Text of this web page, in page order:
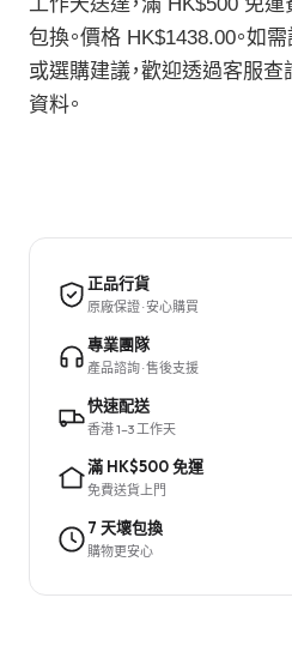
包換。價格 HK$1438.00。如
或選購建議，歡迎透過客服
資料。
正品行貨
原廠保證 · 安心購買
專業團隊
產品諮詢 · 售後支援
快速配送
香港 1–3 工作天
滿 HK$500 免運
免費送貨上門
7 天壞包換
購物更安心